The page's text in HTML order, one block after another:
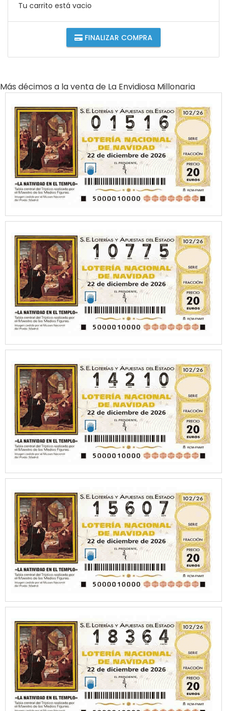
Tu carrito está vacio
FINALIZAR COMPRA
Más décimos a la venta de La Envidiosa Millonaria